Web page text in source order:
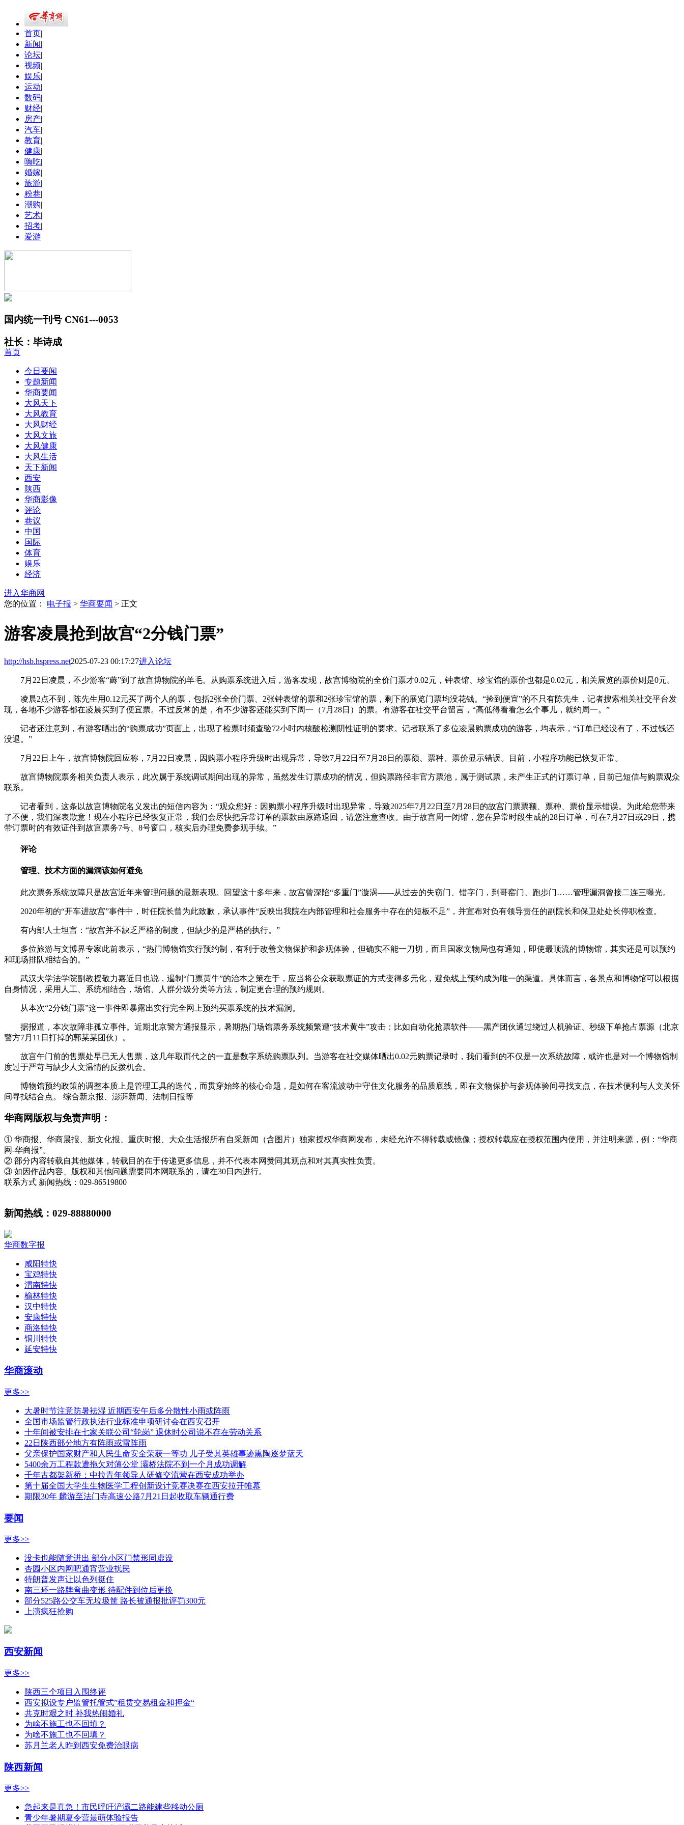
首页|
新闻|
论坛|
视频|
娱乐|
运动|
数码|
财经|
房产|
汽车|
教育|
健康|
嗨吃|
婚嫁|
旅游|
粉巷|
潮购|
艺术|
招考|
爱游
国内统一刊号 CN61---0053
社长：毕诗成
首页
今日要闻
专题新闻
华商要闻
大风天下
大风教育
大风财经
大风文旅
大风健康
大风生活
天下新闻
西安
陕西
华商影像
评论
巷议
中国
国际
体育
娱乐
经济
进入华商网
您的位置： 电子报 > 华商要闻 > 正文
游客凌晨抢到故宫“2分钱门票”
http://hsb.hspress.net2025-07-23 00:17:27进入论坛
7月22日凌晨，不少游客“薅”到了故宫博物院的羊毛。从购票系统进入后，游客发现，故宫博物院的全价门票才0.02元，钟表馆、珍宝馆的票价也都是0.02元，相关展览的票价则是0元。
凌晨2点不到，陈先生用0.12元买了两个人的票，包括2张全价门票、2张钟表馆的票和2张珍宝馆的票，剩下的展览门票均没花钱。“捡到便宜”的不只有陈先生，记者搜索相关社交平台发
现，各地不少游客都在凌晨买到了便宜票。不过反常的是，有不少游客还能买到下周一（7月28日）的票。有游客在社交平台留言，“高低得看看怎么个事儿，就约周一。”
记者还注意到，有游客晒出的“购票成功”页面上，出现了检票时须查验72小时内核酸检测阴性证明的要求。记者联系了多位凌晨购票成功的游客，均表示，“订单已经没有了，不过钱还
没退。”
7月22日上午，故宫博物院回应称，7月22日凌晨，因购票小程序升级时出现异常，导致7月22日至7月28日的票额、票种、票价显示错误。目前，小程序功能已恢复正常。
故宫博物院票务相关负责人表示，此次属于系统调试期间出现的异常，虽然发生订票成功的情况，但购票路径非官方票池，属于测试票，未产生正式的订票订单，目前已短信与购票观众
联系。
记者看到，这条以故宫博物院名义发出的短信内容为：“观众您好：因购票小程序升级时出现异常，导致2025年7月22日至7月28日的故宫门票票额、票种、票价显示错误。为此给您带来
了不便，我们深表歉意！现在小程序已经恢复正常，我们会尽快把异常订单的票款由原路退回，请您注意查收。由于故宫周一闭馆，您在异常时段生成的28日订单，可在7月27日或29日，携
带订票时的有效证件到故宫票务7号、8号窗口，核实后办理免费参观手续。”
评论
管理、技术方面的漏洞该如何避免
此次票务系统故障只是故宫近年来管理问题的最新表现。回望这十多年来，故宫曾深陷“多重门”漩涡——从过去的失窃门、错字门，到哥窑门、跑步门……管理漏洞曾接二连三曝光。
2020年初的“开车进故宫”事件中，时任院长曾为此致歉，承认事件“反映出我院在内部管理和社会服务中存在的短板不足”，并宣布对负有领导责任的副院长和保卫处处长停职检查。
有内部人士坦言：“故宫并不缺乏严格的制度，但缺少的是严格的执行。”
多位旅游与文博界专家此前表示，“热门博物馆实行预约制，有利于改善文物保护和参观体验，但确实不能一刀切，而且国家文物局也有通知，即使最顶流的博物馆，其实还是可以预约
和现场排队相结合的。”
武汉大学法学院副教授敬力嘉近日也说，遏制“门票黄牛”的治本之策在于，应当将公众获取票证的方式变得多元化，避免线上预约成为唯一的渠道。具体而言，各景点和博物馆可以根据
自身情况，采用人工、系统相结合，场馆、人群分级分类等方法，制定更合理的预约规则。
从本次“2分钱门票”这一事件即暴露出实行完全网上预约买票系统的技术漏洞。
据报道，本次故障非孤立事件。近期北京警方通报显示，暑期热门场馆票务系统频繁遭“技术黄牛”攻击：比如自动化抢票软件——黑产团伙通过绕过人机验证、秒级下单抢占票源（北京
警方7月11日打掉的郭某某团伙）。
故宫午门前的售票处早已无人售票，这几年取而代之的一直是数字系统购票队列。当游客在社交媒体晒出0.02元购票记录时，我们看到的不仅是一次系统故障，或许也是对一个博物馆制
度过于严苛与缺少人文温情的反拨机会。
博物馆预约政策的调整本质上是管理工具的迭代，而贯穿始终的核心命题，是如何在客流波动中守住文化服务的品质底线，即在文物保护与参观体验间寻找支点，在技术便利与人文关怀
间寻找结合点。 综合新京报、澎湃新闻、法制日报等
华商网版权与免责声明：
① 华商报、华商晨报、新文化报、重庆时报、大众生活报所有自采新闻（含图片）独家授权华商网发布，未经允许不得转载或镜像；授权转载应在授权范围内使用，并注明来源，例：“华商
网-华商报”。
② 部分内容转载自其他媒体，转载目的在于传递更多信息，并不代表本网赞同其观点和对其真实性负责。
③ 如因作品内容、版权和其他问题需要同本网联系的，请在30日内进行。
联系方式 新闻热线：029-86519800
新闻热线：029-88880000
华商数字报
咸阳特快
宝鸡特快
渭南特快
榆林特快
汉中特快
安康特快
商洛特快
铜川特快
延安特快
华商滚动
更多>>
大暑时节注意防暑袪湿 近期西安午后多分散性小雨或阵雨
全国市场监管行政执法行业标准申项研讨会在西安召开
十年间被安排在七家关联公司“轮岗” 退休时公司说不存在劳动关系
22日陕西部分地方有阵雨或雷阵雨
父亲保护国家财产和人民生命安全荣获一等功 儿子受其英雄事迹熏陶逐梦蓝天
5400余万工程款遭拖欠对薄公堂 灞桥法院不到一个月成功调解
千年古都架新桥：中拉青年领导人研修交流营在西安成功举办
第十届全国大学生生物医学工程创新设计竞赛决赛在西安拉开帷幕
期限30年 麟游至法门寺高速公路7月21日起收取车辆通行费
要闻
更多>>
没卡也能随意进出 部分小区门禁形同虚设
杏园小区内网吧通宵营业扰民
特朗普发声让以色列挺住
南三环一路牌弯曲变形 待配件到位后更换
部分525路公交车无垃圾筐 路长被通报批评罚300元
上演疯狂抢购
西安新闻
更多>>
陕西三个项目入围终评
西安拟设专户监管托管式”租赁交易租金和押金“
共克时艰之时 补我热闹婚礼
为啥不施工也不回填？
为啥不施工也不回填？
苏月兰老人昨到西安免费治眼病
陕西新闻
更多>>
急起来是真急！市民呼吁浐灞二路能建些移动公厕
青少年暑期夏令营最萌体验报告